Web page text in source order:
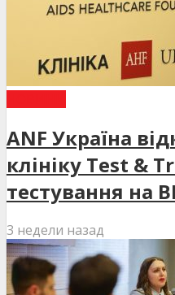
ANF Україна
клініку Test &
тестування на
3 недели назад